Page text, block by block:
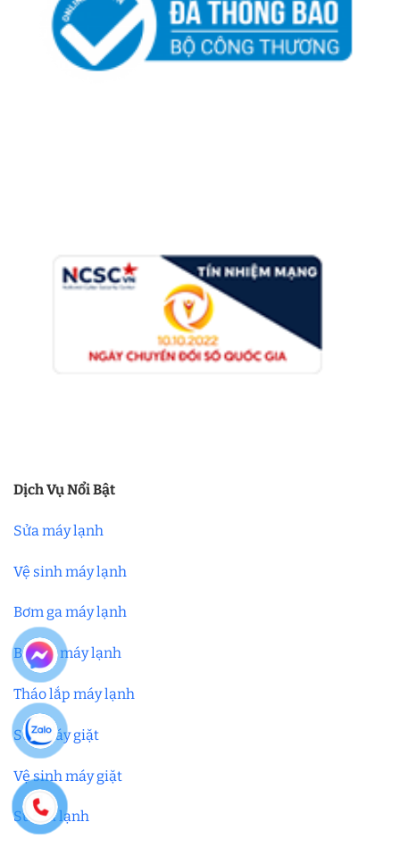
Dịch Vụ Nổi Bật
Sửa máy lạnh
Vệ sinh máy lạnh
Bơm ga máy lạnh
Bảo trì máy lạnh
Tháo lắp máy lạnh
Sửa máy giặt
Vệ sinh máy giặt
Sửa tủ lạnh